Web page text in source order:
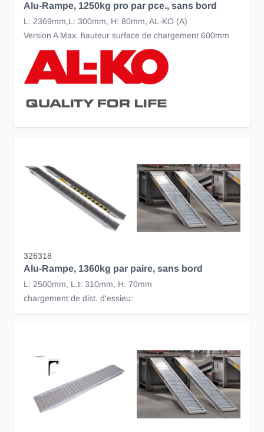
Alu-Rampe, 1250kg pro par pce., sans bord
L: 2369mm,L: 300mm, H: 80mm, AL-KO (A)
Version A Max. hauteur surface de chargement 600mm
326318
Alu-Rampe, 1360kg par paire, sans bord
L: 2500mm, L.t: 310mm, H: 70mm
chargement de dist. d'essieu: